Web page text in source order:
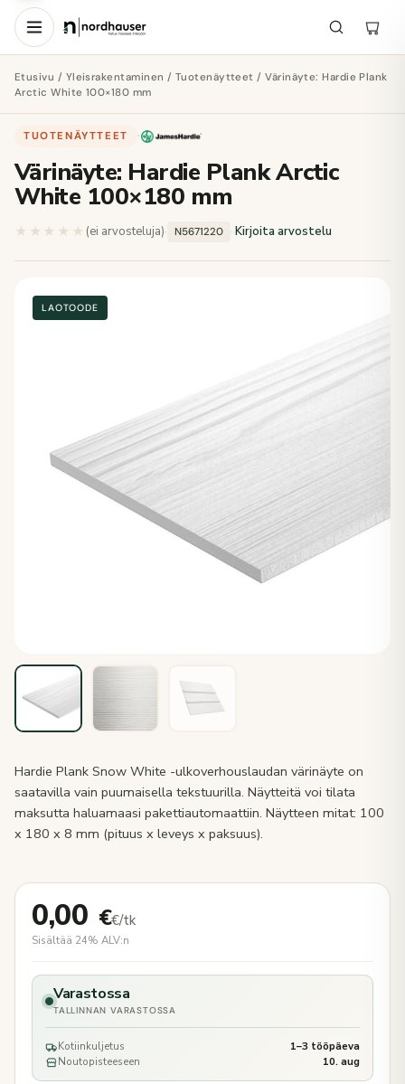
Etusivu / Yleisrakentaminen / Tuotenäytteet / Värinäyte: Hardie Plank
Arctic White 100×180 mm
TUOTENÄYTTEET ·
Värinäyte: Hardie Plank Arctic
White 100×180 mm
★★★★★ ★★★★★
(ei arvosteluja)· N5671220 ·Kirjoita arvostelu
LAOTOODE
Hardie Plank Snow White -ulkoverhouslaudan värinäyte on
saatavilla vain puumaisella tekstuurilla. Näytteitä voi tilata
maksutta haluamaasi pakettiautomaattiin. Näytteen mitat: 100
x 180 x 8 mm (pituus x leveys x paksuus).
0,00 €€/tk
Sisältää 24% ALV:n
Varastossa
TALLINNAN VARASTOSSA
Kotiinkuljetus
1–3 tööpäeva
Noutopisteeseen
10. aug